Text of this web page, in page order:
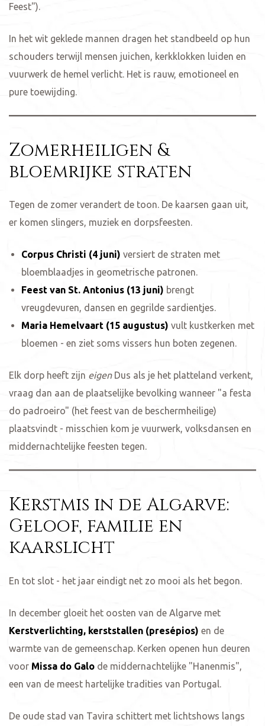
Feest").
In het wit geklede mannen dragen het standbeeld op hun
schouders terwijl mensen juichen, kerkklokken luiden en
vuurwerk de hemel verlicht. Het is rauw, emotioneel en
pure toewijding.
Zomerheiligen &
bloemrijke straten
Tegen de zomer verandert de toon. De kaarsen gaan uit,
er komen slingers, muziek en dorpsfeesten.
Corpus Christi (4 juni) versiert de straten met
bloemblaadjes in geometrische patronen.
Feest van St. Antonius (13 juni) brengt
vreugdevuren, dansen en gegrilde sardientjes.
Maria Hemelvaart (15 augustus) vult kustkerken met
bloemen - en ziet soms vissers hun boten zegenen.
Elk dorp heeft zijn eigenDus als je het platteland verkent,
vraag dan aan de plaatselijke bevolking wanneer "a festa
do padroeiro" (het feest van de beschermheilige)
plaatsvindt - misschien kom je vuurwerk, volksdansen en
middernachtelijke feesten tegen.
Kerstmis in de Algarve:
Geloof, familie en
kaarslicht
En tot slot - het jaar eindigt net zo mooi als het begon.
In december gloeit het oosten van de Algarve met
Kerstverlichting, kerststallen (presépios) en de
warmte van de gemeenschap. Kerken openen hun deuren
voor Missa do Galo de middernachtelijke "Hanenmis",
een van de meest hartelijke tradities van Portugal.
De oude stad van Tavira schittert met lichtshows langs